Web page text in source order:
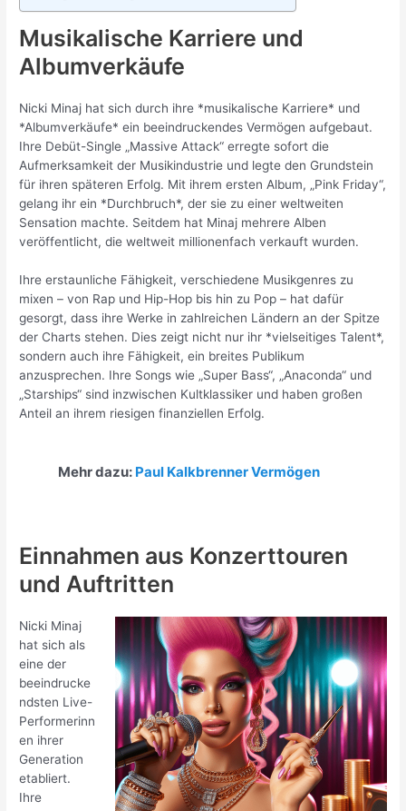
Musikalische Karriere und
Albumverkäufe
Nicki Minaj hat sich durch ihre *musikalische Karriere* und
*Albumverkäufe* ein beeindruckendes Vermögen aufgebaut.
Ihre Debüt-Single „Massive Attack“ erregte sofort die
Aufmerksamkeit der Musikindustrie und legte den Grundstein
für ihren späteren Erfolg. Mit ihrem ersten Album, „Pink Friday“,
gelang ihr ein *Durchbruch*, der sie zu einer weltweiten
Sensation machte. Seitdem hat Minaj mehrere Alben
veröffentlicht, die weltweit millionenfach verkauft wurden.
Ihre erstaunliche Fähigkeit, verschiedene Musikgenres zu
mixen – von Rap und Hip-Hop bis hin zu Pop – hat dafür
gesorgt, dass ihre Werke in zahlreichen Ländern an der Spitze
der Charts stehen. Dies zeigt nicht nur ihr *vielseitiges Talent*,
sondern auch ihre Fähigkeit, ein breites Publikum
anzusprechen. Ihre Songs wie „Super Bass“, „Anaconda“ und
„Starships“ sind inzwischen Kultklassiker und haben großen
Anteil an ihrem riesigen finanziellen Erfolg.
Mehr dazu: Paul Kalkbrenner Vermögen
Einnahmen aus Konzerttouren
und Auftritten
Nicki Minaj
hat sich als
eine der
beeindrucke
ndsten Live-
Performerinn
en ihrer
Generation
etabliert.
Ihre